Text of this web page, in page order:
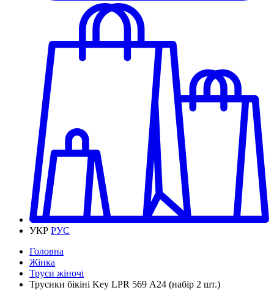
УКР РУС
Головна
Жінка
Труси жіночі
Трусики бікіні Key LPR 569 А24 (набір 2 шт.)